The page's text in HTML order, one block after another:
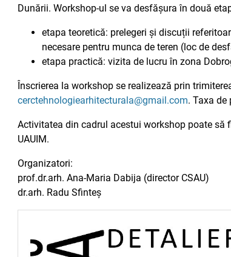
Dunării. Workshop-ul se va desfășura în două
etapa teoretică: prelegeri și discuții
necesare pentru munca de teren (loc de
etapa practică: vizita de lucru în zona
Înscrierea la workshop se realizează prin
cerctehnologiearhitecturala@gmail.com. Taxa de
Activitatea din cadrul acestui workshop poate să
UAUIM.
Organizatori:
prof.dr.arh. Ana-Maria Dabija (director CSAU)
dr.arh. Radu Sfinteș